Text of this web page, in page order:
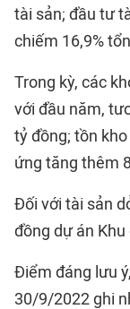
tài sản; đầu tư
chiếm 16,9%
Trong kỳ, các
với đầu năm,
tỷ đồng; tồn
ứng tăng thêm
Đối với tài sản
đồng dự án
Điểm đáng lưu
30/9/2022 ghi